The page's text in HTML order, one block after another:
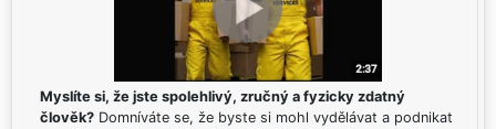
Myslíte si, že jste spolehlivý, zručný a fyzicky zdatný
člověk? Domníváte se, že byste si mohl vydělávat a podnikat